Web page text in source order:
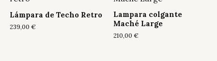
Lámpara de Techo Retro
239,00 €
Lampara colgante
Maché Large
210,00 €